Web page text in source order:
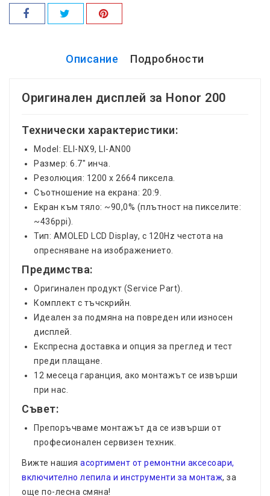
Описание Подробности
Оригинален дисплей за Honor 200
Технически характеристики:
Model: ELI-NX9, LI-AN00
Размер: 6.7" инча.
Резолюция: 1200 x 2664 пиксела.
Съотношение на екрана: 20:9.
Екран към тяло: ~90,0% (плътност на пикселите:
~436ppi).
Тип: AMOLED LCD Display, с 120Hz честота на
опресняване на изображението.
Предимства:
Оригинален продукт (Service Part).
Комплект с тъчскрийн.
Идеален за подмяна на повреден или износен
дисплей.
Експресна доставка и опция за преглед и тест
преди плащане.
12 месеца гаранция, ако монтажът се извърши
при нас.
Съвет:
Препоръчваме монтажът да се извърши от
професионален сервизен техник.
Вижте нашия асортимент от ремонтни аксесоари,
включително лепила и инструменти за монтаж, за
още по-лесна смяна!